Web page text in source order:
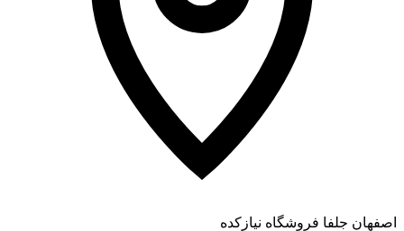
اصفهان جلفا فروشگاه نیازکده